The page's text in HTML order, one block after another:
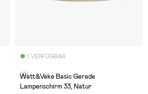
1 VERFÜGBAR
(0)
Watt&Veke Basic Gerade
Lampenschirm 33, Natur